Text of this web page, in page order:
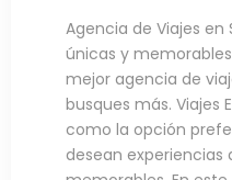
Agencia de Viajes en
únicas y
mejor agencia de
busques más. Viajes
como la opción
desean experiencias